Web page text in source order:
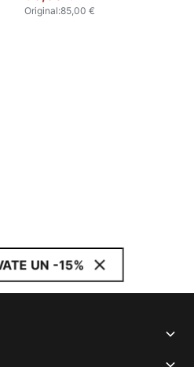
Original:85,00 €
UN -15%